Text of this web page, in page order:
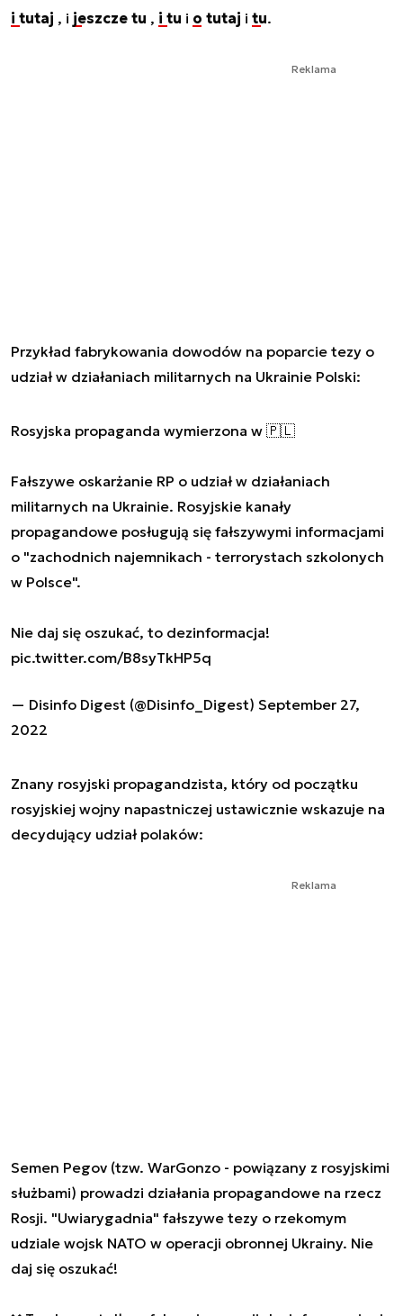
i tutaj , i jeszcze tu , i tu i o tutaj i tu.
Reklama
Przykład fabrykowania dowodów na poparcie tezy o
udział w działaniach militarnych na Ukrainie Polski:
Rosyjska propaganda wymierzona w 🇵🇱
Fałszywe oskarżanie RP o udział w działaniach
militarnych na Ukrainie. Rosyjskie kanały
propagandowe posługują się fałszywymi informacjami
o "zachodnich najemnikach - terrorystach szkolonych
w Polsce".
Nie daj się oszukać, to dezinformacja!
pic.twitter.com/B8syTkHP5q
— Disinfo Digest (@Disinfo_Digest) September 27,
2022
Znany rosyjski propagandzista, który od początku
rosyjskiej wojny napastniczej ustawicznie wskazuje na
decydujący udział polaków:
Reklama
Semen Pegov (tzw. WarGonzo - powiązany z rosyjskimi
służbami) prowadzi działania propagandowe na rzecz
Rosji. "Uwiarygadnia" fałszywe tezy o rzekomym
udziale wojsk NATO w operacji obronnej Ukrainy. Nie
daj się oszukać!